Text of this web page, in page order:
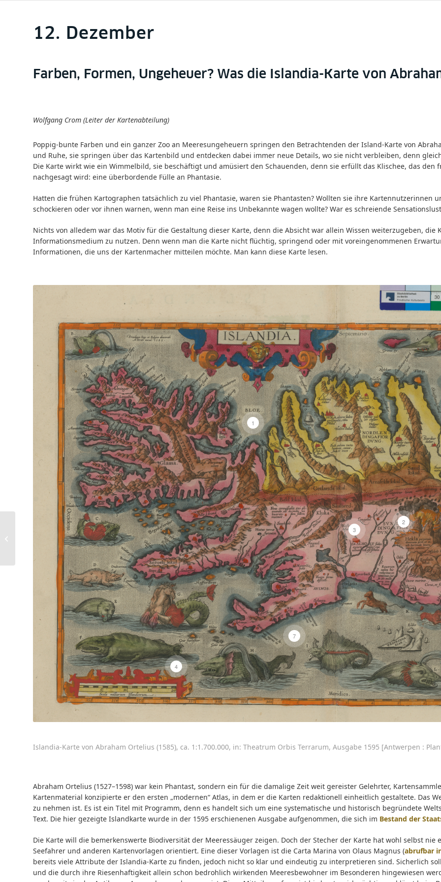
12. Dezember
Farben, Formen, Ungeheuer? Was die Islandia-Karte von
Wolfgang Crom (Leiter der Kartenabteilung)
Poppig-bunte Farben und ein ganzer Zoo an Meeresungeheuern springen den Betrachtenden der Island-Karte von
und Ruhe, sie springen über das Kartenbild und entdecken dabei immer neue Details, wo sie nicht verbleiben, denn
Die Karte wirkt wie ein Wimmelbild, sie beschäftigt und amüsiert den Schauenden, denn sie erfüllt das Klischee, das
nachgesagt wird: eine überbordende Fülle an Phantasie.
Hatten die frühen Kartographen tatsächlich zu viel Phantasie, waren sie Phantasten? Wollten sie ihre
schockieren oder vor ihnen warnen, wenn man eine Reise ins Unbekannte wagen wollte? War es schreiende
Nichts von alledem war das Motiv für die Gestaltung dieser Karte, denn die Absicht war allein Wissen weiterzugeben,
Informationsmedium zu nutzen. Denn wenn man die Karte nicht flüchtig, springend oder mit voreingenommenen
Informationen, die uns der Kartenmacher mitteilen möchte. Man kann diese Karte lesen.
1
2
3
4
7
Islandia-Karte von Abraham Ortelius (1585), ca. 1:1.700.000, in: Theatrum Orbis Terrarum, Ausgabe 1595 [Antwerpen :
Abraham Ortelius (1527–1598) war kein Phantast, sondern ein für die damalige Zeit weit gereister Gelehrter,
Kartenmaterial konzipierte er den ersten „modernen“ Atlas, in dem er die Karten redaktionell einheitlich gestaltete. Das
zu nehmen ist. Es ist ein Titel mit Programm, denn es handelt sich um eine systematische und historisch begründete
Text. Die hier gezeigte Islandkarte wurde in der 1595 erschienenen Ausgabe aufgenommen, die sich im Bestand der
Die Karte will die bemerkenswerte Biodiversität der Meeressäuger zeigen. Doch der Stecher der Karte hat wohl selbst
Seefahrer und anderen Kartenvorlagen orientiert. Eine dieser Vorlagen ist die Carta Marina von Olaus Magnus (abrufbar
bereits viele Attribute der Islandia-Karte zu finden, jedoch nicht so klar und eindeutig zu interpretieren sind. Sicherlich
und die durch ihre Riesenhaftigkeit allein schon bedrohlich wirkenden Meeresbewohner im Besonderen hingewiesen
Adventskalender2020_Türchen11